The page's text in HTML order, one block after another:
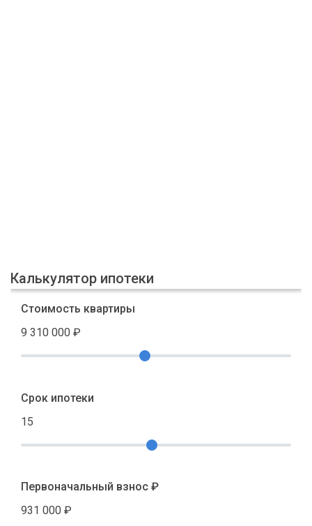
Калькулятор ипотеки
Стоимость квартиры
9 310 000 ₽
Срок ипотеки
15
Первоначальный взнос ₽
931 000 ₽